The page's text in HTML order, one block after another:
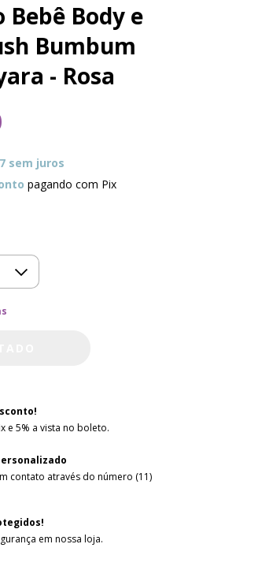
Bebê Body e
Bumbum
- Rosa
sem juros
pagando com Pix
e 5% a vista no boleto.
contato através do número (11)
em nossa loja.